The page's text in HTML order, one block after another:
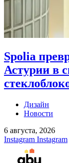
Spolia
Астурии в
Дизайн
Новости
6 августа, 2026
Instagram Instagram